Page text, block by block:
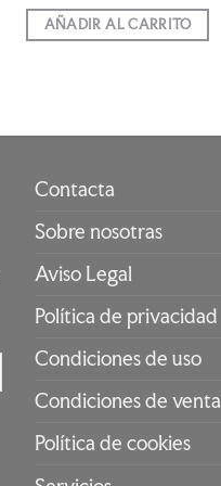
original
era:
34,50 €.
actual
es:
24,15 €.
AÑADIR AL CARRITO
Contacta
Sobre nosotras
Aviso Legal
Política de privacidad
Condiciones de uso
Condiciones de venta
Política de cookies